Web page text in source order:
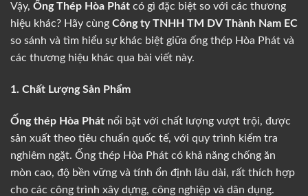
Vậy, Ống Thép Hòa Phát có gì đặc biệt so với các thương
hiệu khác? Hãy cùng Công ty TNHH TM DV Thành Nam EC
so sánh và tìm hiểu sự khác biệt giữa ống thép Hòa Phát và
các thương hiệu khác qua bài viết này.
1. Chất Lượng Sản Phẩm
Ống thép Hòa Phát nổi bật với chất lượng vượt trội, được
sản xuất theo tiêu chuẩn quốc tế, với quy trình kiểm tra
nghiêm ngặt. Ống thép Hòa Phát có khả năng chống ăn
mòn cao, độ bền vững và tính ổn định lâu dài, rất thích hợp
cho các công trình xây dựng, công nghiệp và dân dụng.